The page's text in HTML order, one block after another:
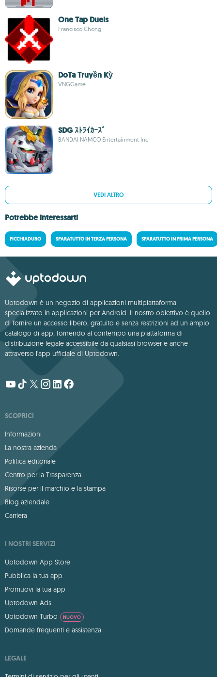
One Tap Duels
Francisco Chong
DoTa Truyền Kỳ
VNGGame
SDG ｽﾄﾗｲｶｰｽﾞ
BANDAI NAMCO Entertainment Inc
VEDI ALTRO
Potrebbe interessarti
PICCHIADURO SPARATUTTO IN TERZA PERSONA SPARATUTTO IN PRIMA PERSONA
Uptodown è un negozio di applicazioni multipiattaforma
specializzato in applicazioni per Android. Il nostro obiettivo è quello
di fornire un accesso libero, gratuito e senza restrizioni ad un ampio
catalogo di app, fornendo al contempo una piattaforma di
distribuzione legale accessibile da qualsiasi browser e anche
attraverso l'app ufficiale di Uptodown.
SCOPRICI
Informazioni
La nostra azienda
Politica editoriale
Centro per la Trasparenza
Risorse per il marchio e la stampa
Blog aziendale
Carriera
I NOSTRI SERVIZI
Uptodown App Store
Pubblica la tua app
Promuovi la tua app
Uptodown Ads
Uptodown Turbo
NUOVO
Domande frequenti e assistenza
LEGALE